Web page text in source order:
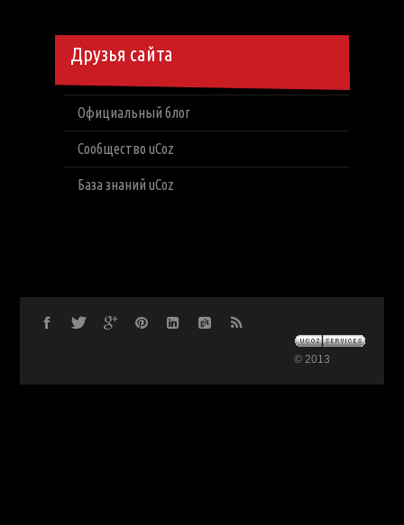
Друзья сайта
Официальный блог
Сообщество uCoz
База знаний uCoz
© 2013